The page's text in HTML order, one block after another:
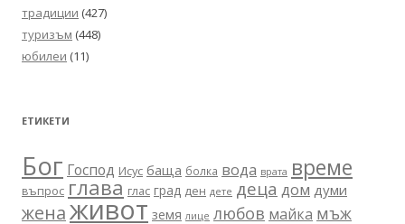
традиции (427)
туризъм (448)
юбилеи (11)
ЕТИКЕТИ
Бог Господ Исус баща болка вода врата време
въпрос глава глас град ден дете деца дом думи
женаживот земя лице любов майка мъж